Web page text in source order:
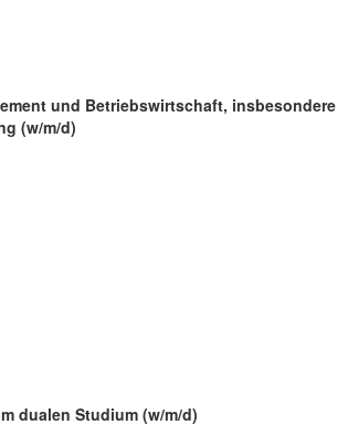
und Betriebswirtschaft, insbesondere
(w/m/d)
dualen Studium (w/m/d)